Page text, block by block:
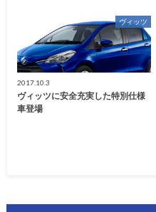
ヴィッツ
2017.10.3
ヴィッツに安全充実した特別仕様
車登場